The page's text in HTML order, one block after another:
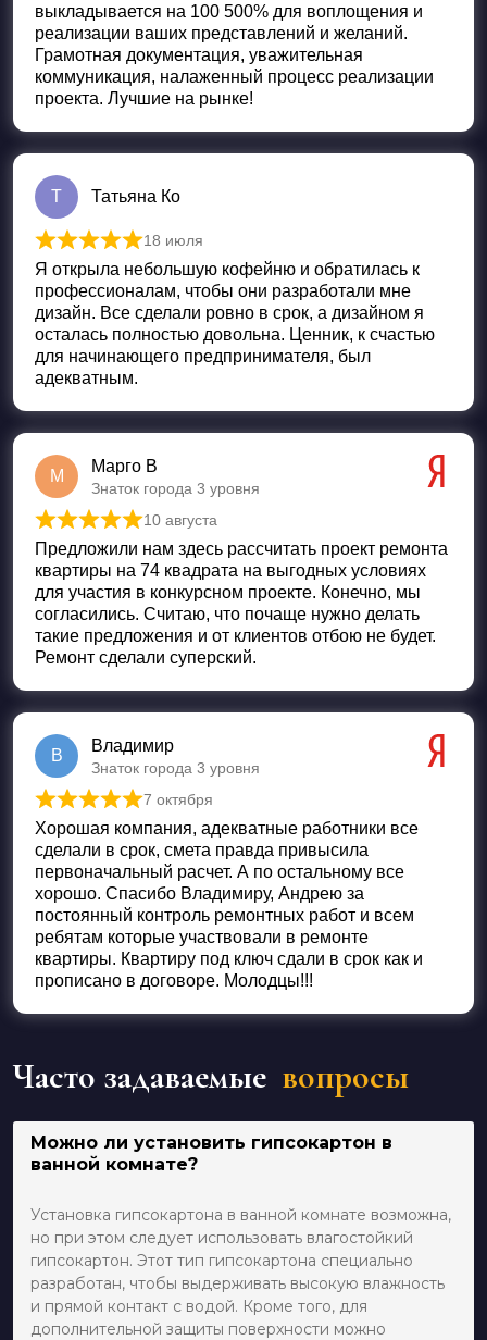
выкладывается на 100 500% для воплощения и
реализации ваших представлений и желаний.
Грамотная документация, уважительная
коммуникация, налаженный процесс реализации
проекта. Лучшие на рынке!
Т Татьяна Ко
Оценка5 из 5
18 июля
Я открыла небольшую кофейню и обратилась к
профессионалам, чтобы они разработали мне
дизайн. Все сделали ровно в срок, а дизайном я
осталась полностью довольна. Ценник, к счастью
для начинающего предпринимателя, был
адекватным.
М
Марго В
Знаток города 3 уровня
Оценка5 из 5
10 августа
Предложили нам здесь рассчитать проект ремонта
квартиры на 74 квадрата на выгодных условиях
для участия в конкурсном проекте. Конечно, мы
согласились. Считаю, что почаще нужно делать
такие предложения и от клиентов отбою не будет.
Ремонт сделали суперский.
В
Владимир
Знаток города 3 уровня
Оценка 5из 5
7 октября
Хорошая компания, адекватные работники все
сделали в срок, смета правда привысила
первоначальный расчет. А по остальному все
хорошо. Спасибо Владимиру, Андрею за
постоянный контроль ремонтных работ и всем
ребятам которые участвовали в ремонте
квартиры. Квартиру под ключ сдали в срок как и
прописано в договоре. Молодцы!!!
Часто задаваемые вопросы
Можно ли установить гипсокартон в
ванной комнате?
Установка гипсокартона в ванной комнате возможна,
но при этом следует использовать влагостойкий
гипсокартон. Этот тип гипсокартона специально
разработан, чтобы выдерживать высокую влажность
и прямой контакт с водой. Кроме того, для
дополнительной защиты поверхности можно